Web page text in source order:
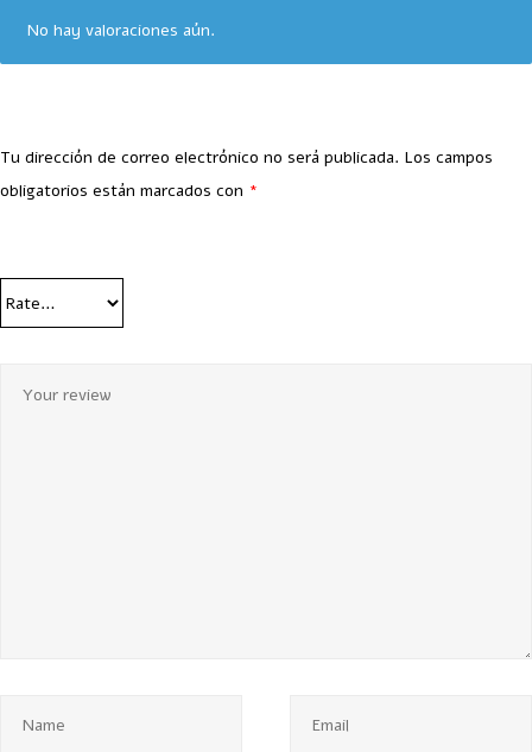
No hay valoraciones aún.
Tu dirección de correo electrónico no será publicada. Los campos
obligatorios están marcados con *